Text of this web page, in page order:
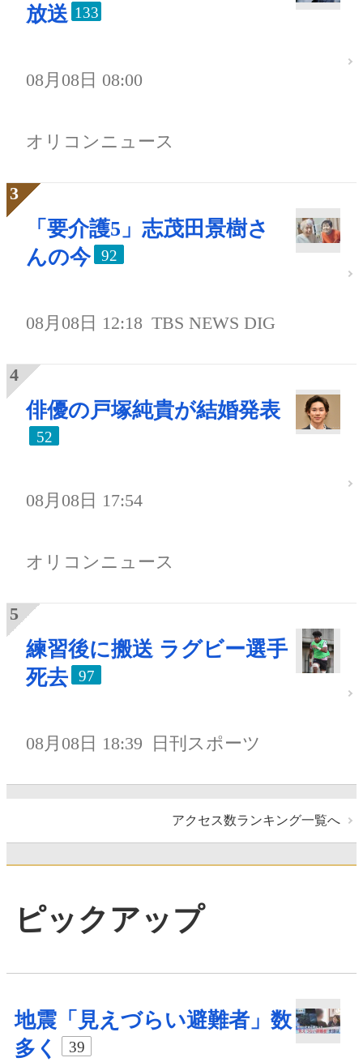
放送 133
08月08日 08:00
オリコンニュース
「要介護5」志茂田景樹さ
んの今
92
08月08日 12:18 TBS NEWS DIG
俳優の戸塚純貴が結婚発表
52
08月08日 17:54
オリコンニュース
練習後に搬送 ラグビー選手
死去
97
08月08日 18:39 日刊スポーツ
アクセス数ランキング一覧へ
ピックアップ
地震「見えづらい避難者」数
多く
39